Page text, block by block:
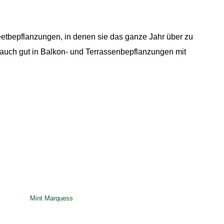
in denen sie das ganze Jahr über zu
gut in Balkon- und Terrassenbepflanzungen mit
Mint Marquess